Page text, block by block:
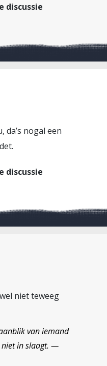
discussie
da’s nogal een
discussie
niet teweeg
van iemand
niet in slaagt. —